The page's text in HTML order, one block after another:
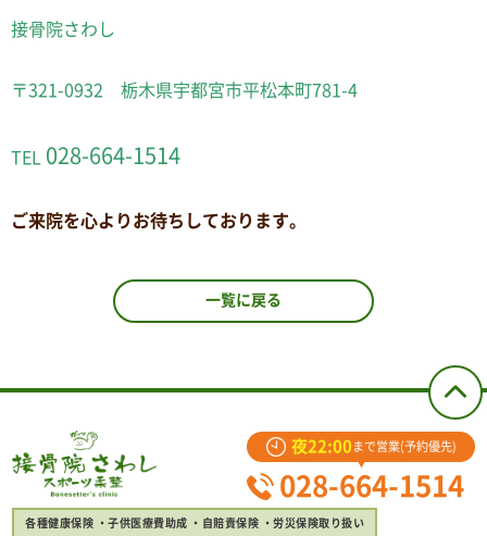
接骨院さわし
〒321-0932 栃木県宇都宮市平松本町781-4
TEL 028-664-1514
ご来院を心よりお待ちしております。
一覧に戻る
夜22:00 まで営業(予約優先)
028-664-1514
各種健康保険 子供医療費助成 自賠責保険 労災保険取り扱い